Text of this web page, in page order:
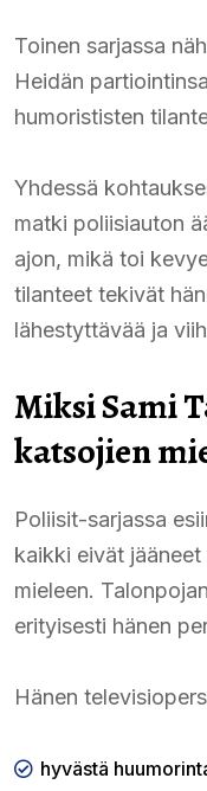
Toinen sarjassa
Heidän
humorististen
Yhdessä
matki poliisiauton
ajon, mikä toi
tilanteet tekivät
lähestyttävää ja
Miksi Sami
katsojien
Poliisit-sarjassa
kaikki eivät
mieleen.
erityisesti hänen
Hänen
hyvästä